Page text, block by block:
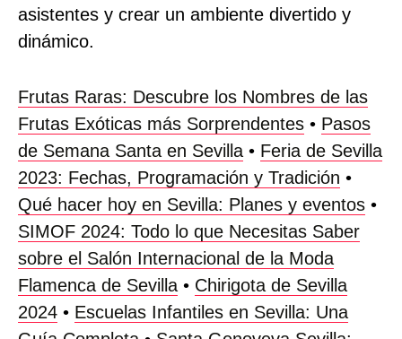
asistentes y crear un ambiente divertido y
dinámico.
Frutas Raras: Descubre los Nombres de las
Frutas Exóticas más Sorprendentes • Pasos
de Semana Santa en Sevilla • Feria de Sevilla
2023: Fechas, Programación y Tradición •
Qué hacer hoy en Sevilla: Planes y eventos •
SIMOF 2024: Todo lo que Necesitas Saber
sobre el Salón Internacional de la Moda
Flamenca de Sevilla • Chirigota de Sevilla
2024 • Escuelas Infantiles en Sevilla: Una